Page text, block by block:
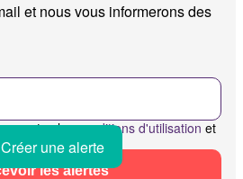
et nous vous informerons des
acceptez lesconditions d'utilisation et
les alertes
Créer une alerte